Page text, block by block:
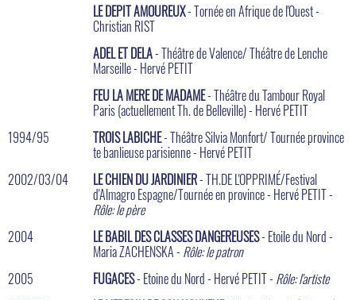
LE DEPIT AMOUREUX- Tornée en Afrique de l'Ouest -
Christian RIST
ADEL ET DELA- Théâtre de Valence/ Théâtre de Lenche
Marseille - Hervé PETIT
FEU LA MERE DE MADAME- Théâtre du Tambour Royal
Paris (actuellement Th. de Belleville) - Hervé PETIT
1994/95
TROIS LABICHE- Théâtre Silvia Monfort/ Tournée province
te banlieuse parisienne - Hervé PETIT
2002/03/04
LE CHIEN DU JARDINIER- TH.DE L'OPPRIMÉ/Festival
d'Almagro Espagne/Tournée en province - Hervé PETIT -
Rôle: le père
2004
LE BABIL DES CLASSES DANGEREUSES- Etoile du Nord -
Maria ZACHENSKA - Rôle: le patron
2005
FUGACES- Etoine du Nord - Hervé PETIT - Rôle: l'artiste